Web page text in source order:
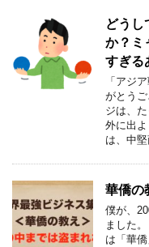
どうし
か？ミ
すぎる
「アジ
がとう
ジは、
外に出
は、中
華僑の
僕が、
ました
は「華